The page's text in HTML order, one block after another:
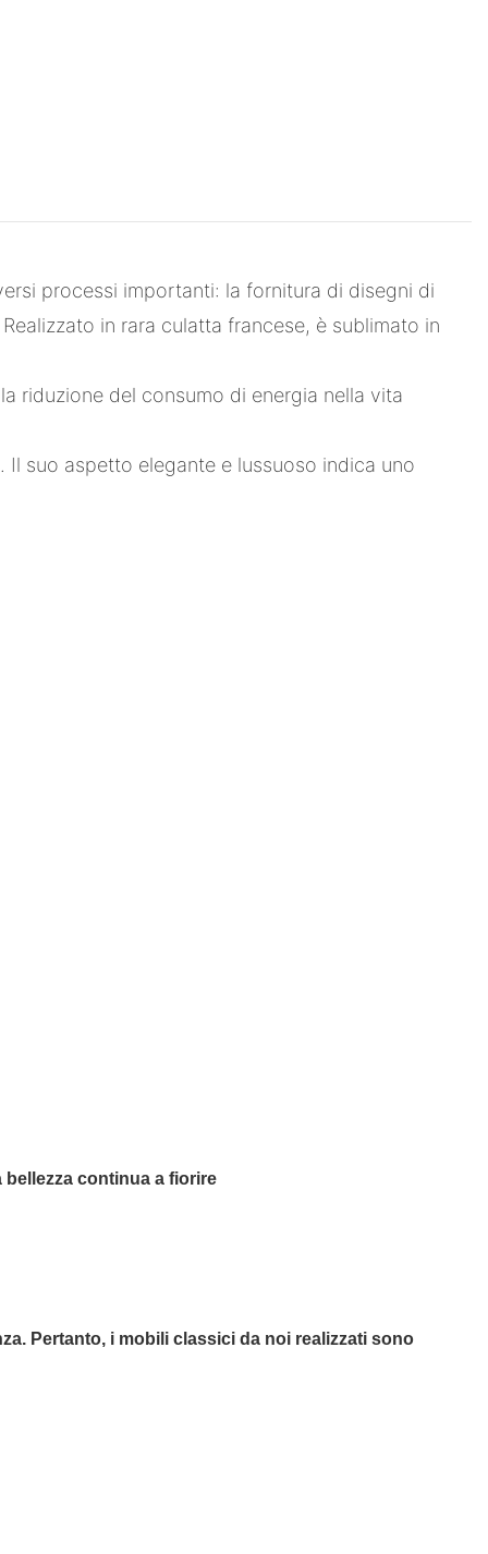
processi importanti: la fornitura di disegni di
in rara culatta francese, è sublimato in
riduzione del consumo di energia nella vita
suo aspetto elegante e lussuoso indica uno
continua a fiorire
Pertanto, i mobili classici da noi realizzati sono